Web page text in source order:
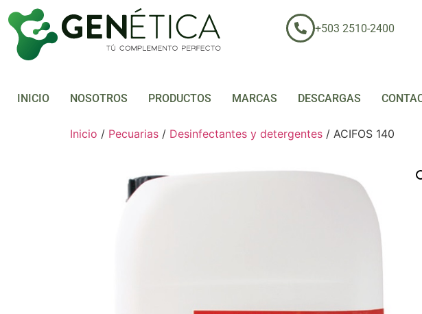
+503 2510-2400
INICIO NOSOTROS PRODUCTOS MARCAS DESCARGAS
Inicio / Pecuarias / Desinfectantes y detergentes / ACIFOS 140